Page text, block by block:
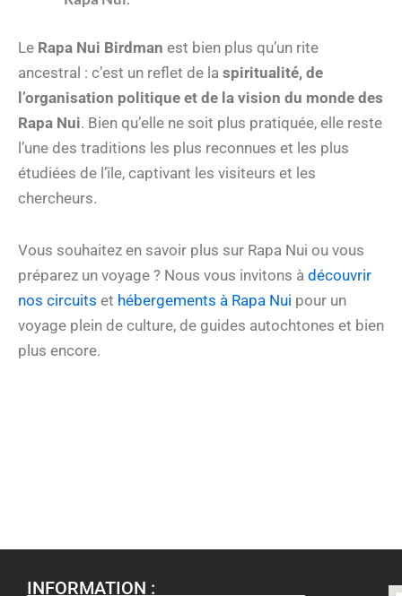
Le Rapa Nui Birdman est bien plus qu’un rite
ancestral : c’est un reflet de la spiritualité, de
l’organisation politique et de la vision du monde des
Rapa Nui. Bien qu’elle ne soit plus pratiquée, elle reste
l’une des traditions les plus reconnues et les plus
étudiées de l’île, captivant les visiteurs et les
chercheurs.
Vous souhaitez en savoir plus sur Rapa Nui ou vous
préparez un voyage ? Nous vous invitons à découvrir
nos circuits et hébergements à Rapa Nui pour un
voyage plein de culture, de guides autochtones et bien
plus encore.
INFORMATION :